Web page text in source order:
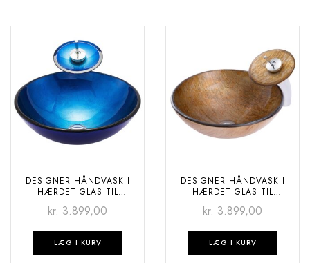
DESIGNER HÅNDVASK I
HÆRDET GLAS TIL
OCEAN
kr. 3.899,00
LÆG I KURV
DESIGNER HÅNDVASK I
HÆRDET GLAS TIL
kr. 3.899,00
LÆG I KURV